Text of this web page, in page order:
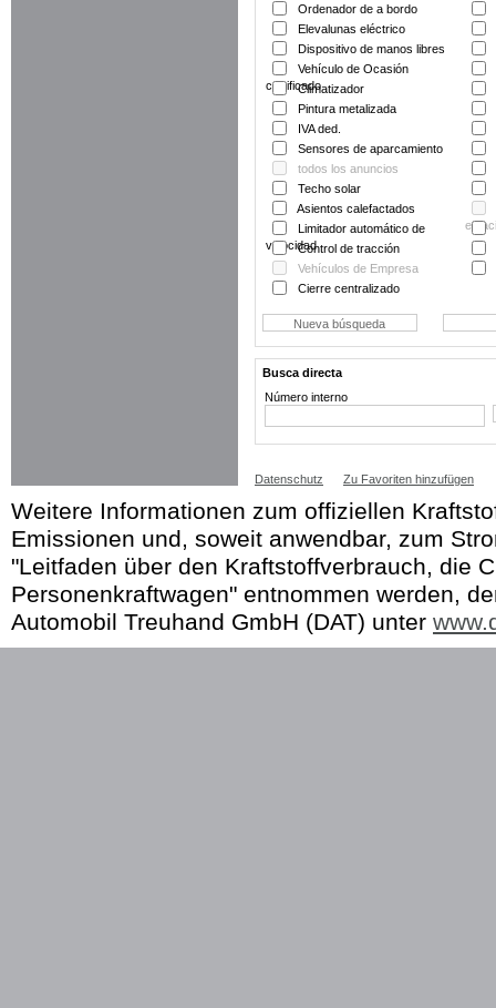
Ordenador de a bordo
Elevalunas eléctrico
Dispositivo de manos libres
Vehículo de Ocasión
certificadoClimatizador
Pintura metalizada
IVA ded.
Sensores de aparcamiento
todos los anuncios
Techo solar
Asientos calefactados
Limitador automático de
velocidadControl de tracción
Vehículos de Empresa
Cierre centralizado
Busca directa
Número interno
Datenschutz Zu Favoriten hinzufügen
Weitere Informationen zum offiziellen
Emissionen und, soweit anwendbar, zum
"Leitfaden über den Kraftstoffverbrauch, die
Personenkraftwagen" entnommen werden,
Automobil Treuhand GmbH (DAT) unter